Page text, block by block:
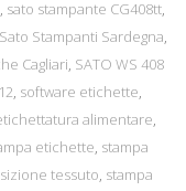
, sato stampante CG408tt,
Sato Stampanti Sardegna,
Cagliari, SATO WS 408
, software etichette,
alimentare,
etichette, stampa
tessuto, stampa